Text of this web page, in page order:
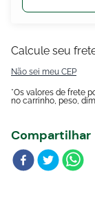
Calcule seu
Não sei meu CEP
*Os valores de frete
no carrinho, peso,
Compartilhar
Blog